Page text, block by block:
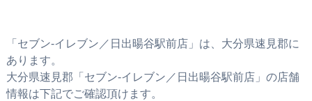
「セブン‐イレブン／日出暘谷駅前店」は、大分県速見郡に
あります。
大分県速見郡「セブン‐イレブン／日出暘谷駅前店」の店舗
情報は下記でご確認頂けます。